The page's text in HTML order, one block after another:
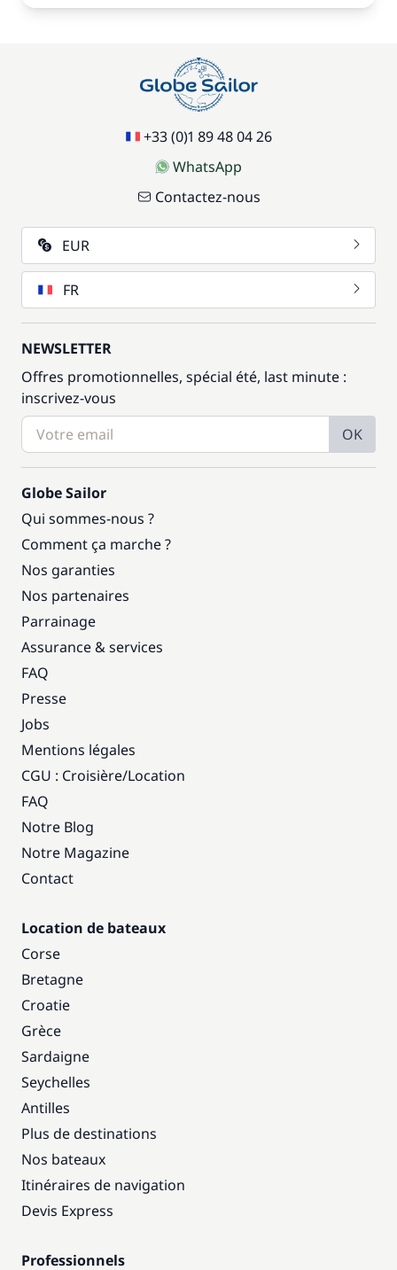
+33 (0)1 89 48 04 26
WhatsApp
Contactez-nous
EUR
FR
NEWSLETTER
Offres promotionnelles, spécial été, last minute :
inscrivez-vous
OK
Globe Sailor
Qui sommes-nous ?
Comment ça marche ?
Nos garanties
Nos partenaires
Parrainage
Assurance & services
FAQ
Presse
Jobs
Mentions légales
CGU : Croisière/Location
FAQ
Notre Blog
Notre Magazine
Contact
Location de bateaux
Corse
Bretagne
Croatie
Grèce
Sardaigne
Seychelles
Antilles
Plus de destinations
Nos bateaux
Itinéraires de navigation
Devis Express
Professionnels